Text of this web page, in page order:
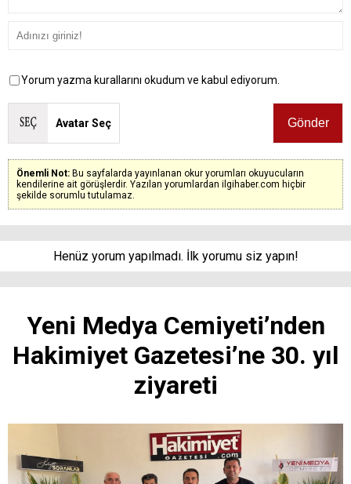
Yorum yazma kurallarını okudum ve kabul ediyorum.
Avatar Seç
Önemli Not: Bu sayfalarda yayınlanan okur yorumları okuyucuların
kendilerine ait görüşlerdir. Yazılan yorumlardan ilgihaber.com hiçbir
şekilde sorumlu tutulamaz.
Henüz yorum yapılmadı. İlk yorumu siz yapın!
Yeni Medya Cemiyeti’nden
Hakimiyet Gazetesi’ne 30. yıl
ziyareti